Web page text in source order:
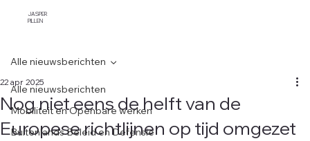
JASPER
PILLEN
Alle nieuwsberichten
Mobiliteit en Openbare werken
Buitenlands Beleid en Defensie
Alle nieuwsberichten
Nog niet eens de helft van de
Europese richtlijnen op tijd omgezet
22 apr 2025